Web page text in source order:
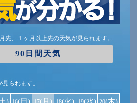
先、１ヶ月以上先の天気が見られます。
90日間天気
られます。